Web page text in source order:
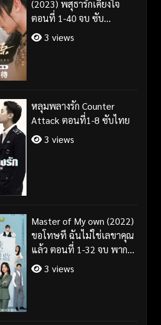
(2023) พสุธารักเคียงใจ
ตอนที่ 1-40 จบ ซับ
ไทย+พากย์ไทย
3 views
หลุมพลางรัก Counter
Attack ตอนที่1-8 ซับไทย
3 views
Master of My own (2022)
ขอโทษที ฉันไม่ใช่เลขาคุณ
แล้ว ตอนที่ 1-32 จบ พากย์
ไทย/ซับไทย
3 views